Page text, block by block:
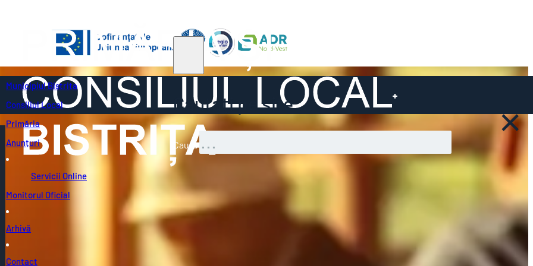
Municipiul Bistrița
Consiliul Local
Primăria
Anunțuri
Servicii Online
Monitorul Oficial
Arhivă
Contact
Căutați pe site ...
Caută
×